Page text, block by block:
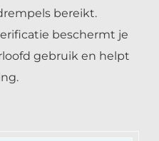
bereikt.
beschermt je
gebruik en helpt